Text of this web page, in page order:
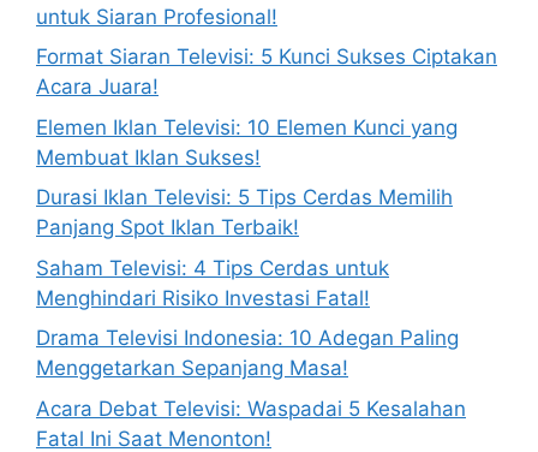
untuk Siaran Profesional!
Format Siaran Televisi: 5 Kunci Sukses Ciptakan
Acara Juara!
Elemen Iklan Televisi: 10 Elemen Kunci yang
Membuat Iklan Sukses!
Durasi Iklan Televisi: 5 Tips Cerdas Memilih
Panjang Spot Iklan Terbaik!
Saham Televisi: 4 Tips Cerdas untuk
Menghindari Risiko Investasi Fatal!
Drama Televisi Indonesia: 10 Adegan Paling
Menggetarkan Sepanjang Masa!
Acara Debat Televisi: Waspadai 5 Kesalahan
Fatal Ini Saat Menonton!